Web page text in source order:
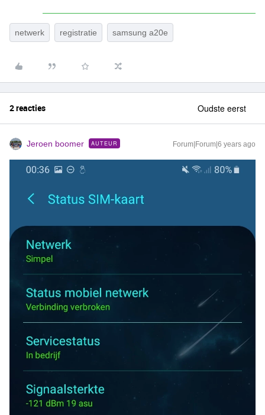
netwerk registratie samsung a20e
2 reacties Oudste eerst
Jeroen boomer AUTEUR Forum|Forum|6 years ago